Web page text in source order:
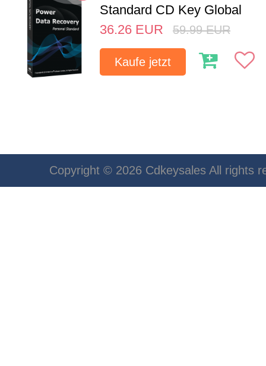
Standard CD Key Global
36.26 EUR 59.99 EUR
Kaufe jetzt
Copyright © 2026 Cdkeysales All rights